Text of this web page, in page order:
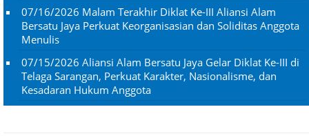
07/16/2026 Malam Terakhir Diklat Ke-III Aliansi Alam
Bersatu Jaya Perkuat Keorganisasian dan Soliditas Anggota
Menulis
07/15/2026 Aliansi Alam Bersatu Jaya Gelar Diklat Ke-III di
Telaga Sarangan, Perkuat Karakter, Nasionalisme, dan
Kesadaran Hukum Anggota